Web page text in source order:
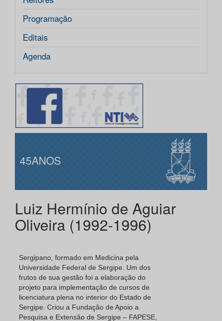
Programação
Editais
Agenda
45ANOS
Luiz Hermínio de Aguiar
Oliveira (1992-1996)
Sergipano, formado em Medicina pela
Universidade Federal de Sergipe. Um dos
frutos de sua gestão foi a elaboração do
projeto para implementação de cursos de
licenciatura plena no interior do Estado de
Sergipe. Criou a Fundação de Apoio a
Pesquisa e Extensão de Sergipe – FAPESE,